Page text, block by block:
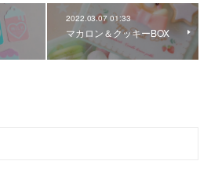
2022.03.07 01:33
マカロン＆クッキーBOX